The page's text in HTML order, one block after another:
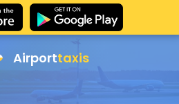
Airporttaxis